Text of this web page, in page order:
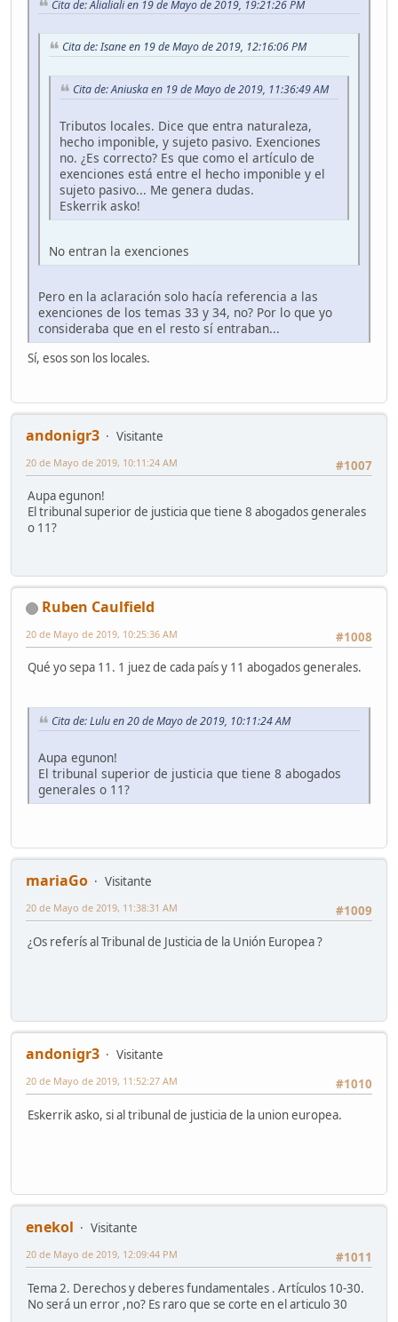
Cita de: Alialiali en 19 de Mayo de 2019, 19:21:26 PM
Cita de: Isane en 19 de Mayo de 2019, 12:16:06 PM
Cita de: Aniuska en 19 de Mayo de 2019, 11:36:49 AM
Tributos locales. Dice que entra naturaleza,
hecho imponible, y sujeto pasivo. Exenciones
no. ¿Es correcto? Es que como el artículo de
exenciones está entre el hecho imponible y el
sujeto pasivo... Me genera dudas.
Eskerrik asko!
No entran la exenciones
Pero en la aclaración solo hacía referencia a las
exenciones de los temas 33 y 34, no? Por lo que yo
consideraba que en el resto sí entraban...
Sí, esos son los locales.
andonigr3
Visitante
#1007
20 de Mayo de 2019, 10:11:24 AM
Aupa egunon!
El tribunal superior de justicia que tiene 8 abogados generales
o 11?
Ruben Caulfield
#1008
20 de Mayo de 2019, 10:25:36 AM
Qué yo sepa 11. 1 juez de cada país y 11 abogados generales.
Cita de: Lulu en 20 de Mayo de 2019, 10:11:24 AM
Aupa egunon!
El tribunal superior de justicia que tiene 8 abogados
generales o 11?
mariaGo
Visitante
#1009
20 de Mayo de 2019, 11:38:31 AM
¿Os referís al Tribunal de Justicia de la Unión Europea ?
andonigr3
Visitante
#1010
20 de Mayo de 2019, 11:52:27 AM
Eskerrik asko, si al tribunal de justicia de la union europea.
enekol
Visitante
#1011
20 de Mayo de 2019, 12:09:44 PM
Tema 2. Derechos y deberes fundamentales . Artículos 10-30.
No será un error ,no? Es raro que se corte en el articulo 30